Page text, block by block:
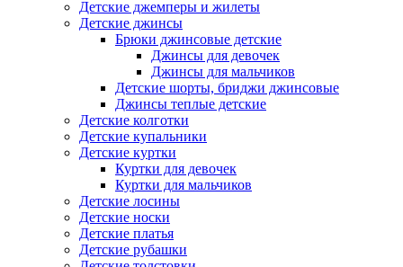
Детские джемперы и жилеты
Детские джинсы
Брюки джинсовые детские
Джинсы для девочек
Джинсы для мальчиков
Детские шорты, бриджи джинсовые
Джинсы теплые детские
Детские колготки
Детские купальники
Детские куртки
Куртки для девочек
Куртки для мальчиков
Детские лосины
Детские носки
Детские платья
Детские рубашки